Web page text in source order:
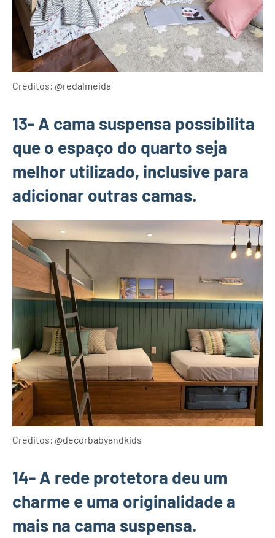
Créditos: @redalmeida
13- A cama suspensa possibilita
que o espaço do quarto seja
melhor utilizado, inclusive para
adicionar outras camas.
Créditos: @decorbabyandkids
14- A rede protetora deu um
charme e uma originalidade a
mais na cama suspensa.